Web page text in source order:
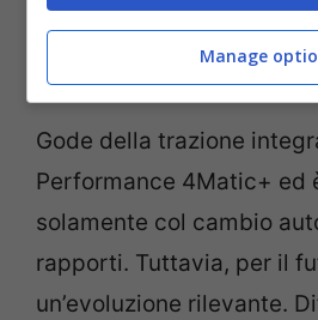
ed è disponibile
Gode della trazione
Performance 4Matic+ ed
solamente col cambio
rapporti. Tuttavia, per il
un’evoluzione rilevante.
Manage